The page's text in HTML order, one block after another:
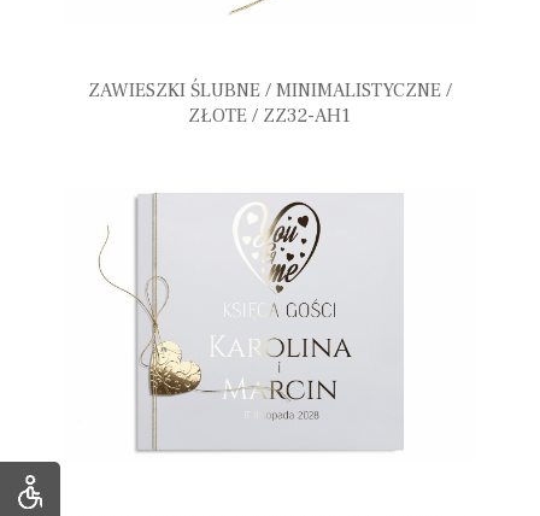
ZAWIESZKI ŚLUBNE / MINIMALISTYCZNE /
ZŁOTE / ZZ32-AH1